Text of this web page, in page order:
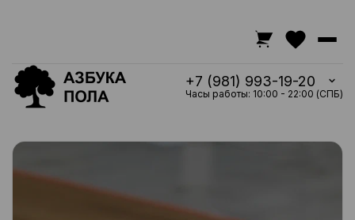
+7 (981) 993-19-20
Часы работы: 10:00 - 22:00 (СПБ)